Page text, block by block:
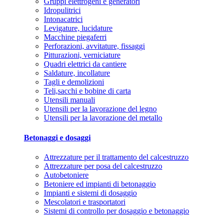
Idropulitrici
Intonacatrici
Levigature, lucidature
Macchine piegaferri
Perforazioni, avvitature, fissaggi
Pitturazioni, verniciature
Quadri elettrici da cantiere
Saldature, incollature
Tagli e demolizioni
Teli,sacchi e bobine di carta
Utensili manuali
Utensili per la lavorazione del legno
Utensili per la lavorazione del metallo
Betonaggi e dosaggi
Attrezzature per il trattamento del calcestruzzo
Attrezzature per posa del calcestruzzo
Autobetoniere
Betoniere ed impianti di betonaggio
Impianti e sistemi di dosaggio
Mescolatori e trasportatori
Sistemi di controllo per dosaggio e betonaggio